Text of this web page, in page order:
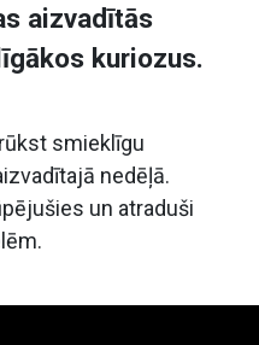
aizvadītās
kuriozus.
smieklīgu
nedēļā.
un atraduši